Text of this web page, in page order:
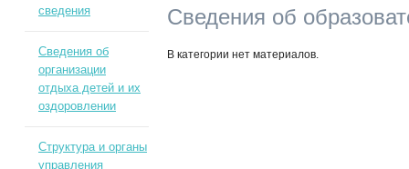
Сведения об
В категории нет материалов.
сведения
Сведения об
организации
отдыха детей и их
оздоровлении
Структура и органы
управления